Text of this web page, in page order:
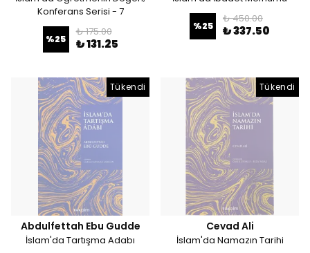
Konferans Serisi - 7
%25
₺ 175.00
₺ 131.25
%25
₺ 450.00
₺ 337.50
Tükendi
Abdulfettah Ebu Gudde
İslam'da Tartışma Adabı
Tükendi
Cevad Ali
İslam'da Namazın Tarihi